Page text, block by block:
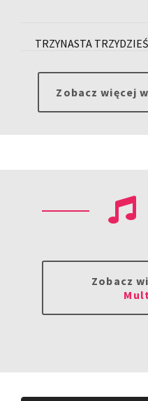
TRZYNASTA
Zobacz więcej
Zobacz